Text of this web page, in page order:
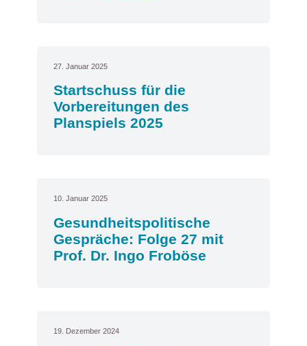
27. Januar 2025
Startschuss für die
Vorbereitungen des
Planspiels 2025
10. Januar 2025
Gesundheitspolitische
Gespräche: Folge 27 mit
Prof. Dr. Ingo Froböse
19. Dezember 2024